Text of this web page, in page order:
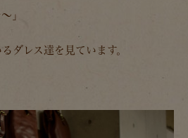
」
ダレス達を見ています。